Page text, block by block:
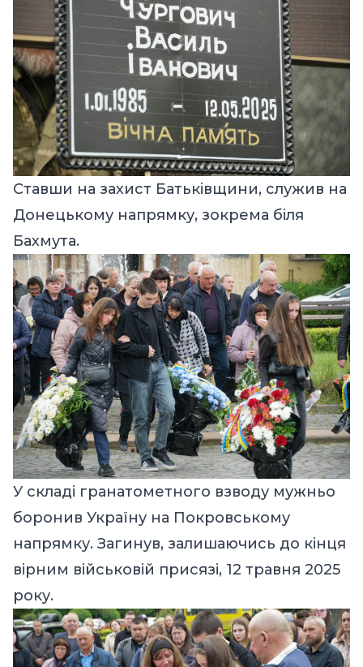
Ставши на захист Батьківщини, служив на
Донецькому напрямку, зокрема біля
Бахмута.
У складі гранатометного взводу мужньо
боронив Україну на Покровському
напрямку. Загинув, залишаючись до кінця
вірним військовій присязі, 12 травня 2025
року.